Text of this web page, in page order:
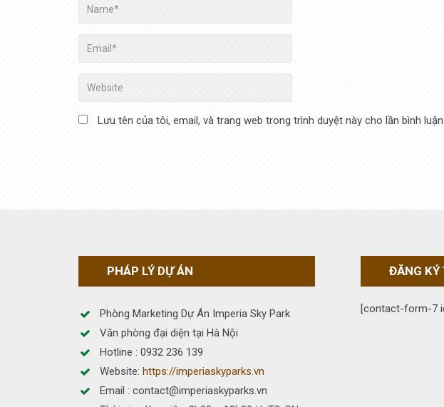
Lưu tên của tôi, email, và trang web trong trình duyệt này cho lần bình
PHÁP LÝ DỰ ÁN
Phòng Marketing Dự Án Imperia Sky Park
Văn phòng đại diện tại Hà Nội
Hotline : 0932 236 139
Website: https://imperiaskyparks.vn
Email : contact@imperiaskyparks.vn
ĐĂNG KÝ
[contact-form-7